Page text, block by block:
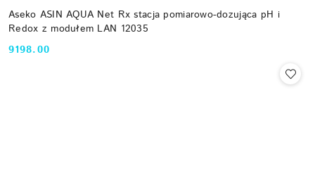
Aseko ASIN AQUA Net Rx stacja pomiarowo-dozująca pH i
Redox z modułem LAN 12035
Cena:
9198.00